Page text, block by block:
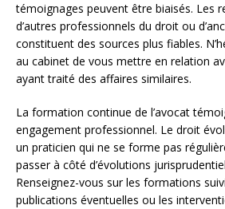
témoignages peuvent être biaisés. Les
d’autres professionnels du droit ou
constituent des sources plus fiables.
au cabinet de vous mettre en relation
ayant traité des affaires similaires.
La formation continue de l’avocat
engagement professionnel. Le droit
un praticien qui ne se forme pas
passer à côté d’évolutions
Renseignez-vous sur les formations
publications éventuelles ou les